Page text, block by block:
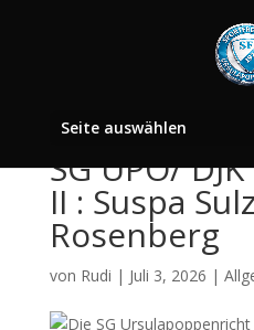
Seite auswählen
SG UPO/
II : Suspa
Rosenberg
von Rudi | Juli 3, 2026 |